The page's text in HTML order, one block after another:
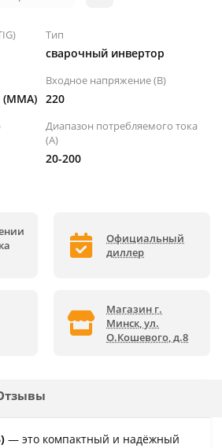
Тип
сварочный инвертор
Входное напряжение (B)
220
Диапазон потребляемого тока
(А)
20-200
Официальный
диллер
Магазин г.
Минск, ул.
О.Кошевого, д.8
— это компактный и надёжный